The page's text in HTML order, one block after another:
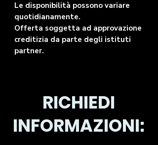
Le disponibilità possono variare
quotidianamente.
Offerta soggetta ad approvazione
creditizia da parte degli istituti
partner.
RICHIEDI
INFORMAZIONI: